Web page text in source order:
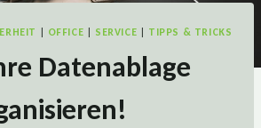
| OFFICE | SERVICE | TIPPS & TRICKS
Datenablage